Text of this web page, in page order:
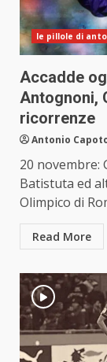
le pillole di
Accadde
Antognoni,
ricorrenze
Antonio
20 novembre:
Batistuta ed
Olimpico di
Read More